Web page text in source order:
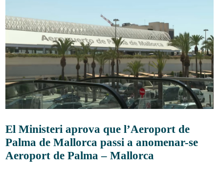
El Ministeri aprova que l’Aeroport de
Palma de Mallorca passi a anomenar-se
Aeroport de Palma – Mallorca